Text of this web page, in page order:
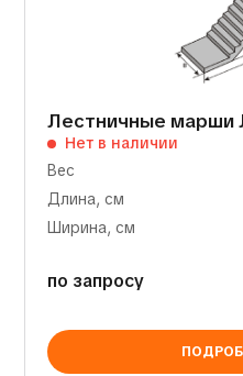
Лестничные марши
Нет в наличии
Вес
Длина, см
Ширина, см
по запросу